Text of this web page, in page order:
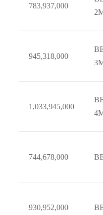
783,937,000
945,318,000
1,033,945,000
744,678,000
930,952,000